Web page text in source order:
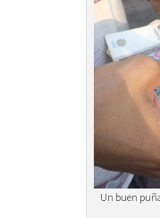
Un buen